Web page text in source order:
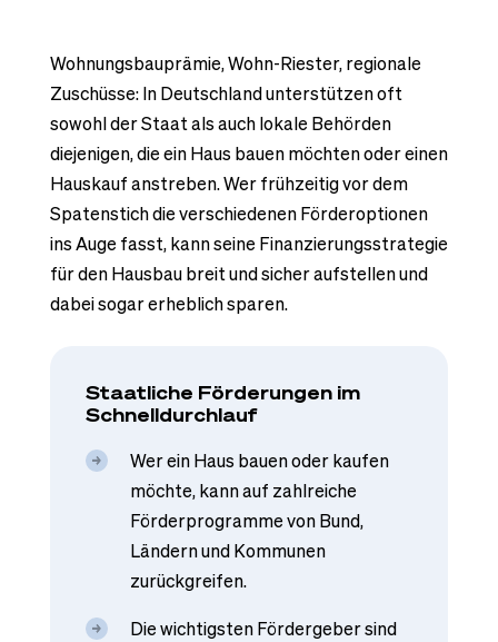
Wohnungsbauprämie, Wohn-Riester, regionale
Zuschüsse: In Deutschland unterstützen oft
sowohl der Staat als auch lokale Behörden
diejenigen, die ein Haus bauen möchten oder einen
Hauskauf anstreben. Wer frühzeitig vor dem
Spatenstich die verschiedenen Förderoptionen
ins Auge fasst, kann seine Finanzierungsstrategie
für den Hausbau breit und sicher aufstellen und
dabei sogar erheblich sparen.
Staatliche Förderungen im
Schnelldurchlauf
Wer ein Haus bauen oder kaufen
möchte, kann auf zahlreiche
Förderprogramme von Bund,
Ländern und Kommunen
zurückgreifen.
Die wichtigsten Fördergeber sind